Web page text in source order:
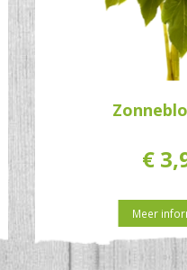
€ 3,
Meer